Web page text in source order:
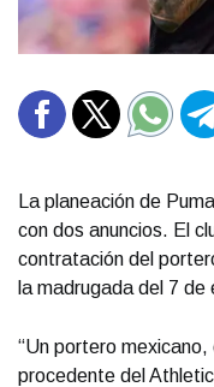
La planeación de
con dos anuncios. El
contratación del
la madrugada del 7 de
“Un portero
procedente del